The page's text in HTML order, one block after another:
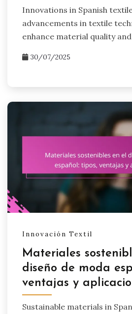
Innovations in Spanish
advancements in textile
enhance material quality
30/07/2025
Innovación Textil
Materiales
diseño de moda
ventajas y
Sustainable materials in